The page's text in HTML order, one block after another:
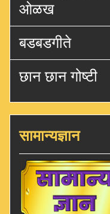
ओळख
बडबडगीते
छान छान गोष्टी
सामान्यज्ञान